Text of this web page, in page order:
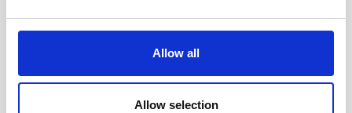
Allow all
Allow selection
Familjekalender Kerstin